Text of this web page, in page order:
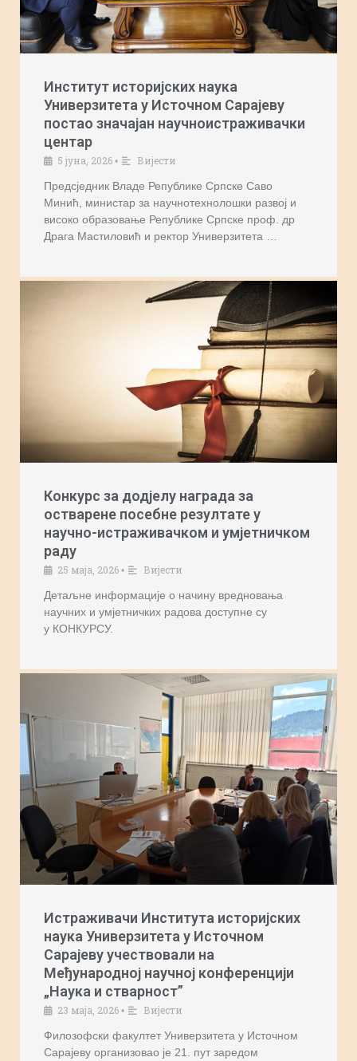
Институт историјских наука
Универзитета у Источном Сарајеву
постао значајан научноистраживачки
центар
5 јуна, 2026 •
Вијести
Предсједник Владе Републике Српске Саво
Минић, министар за научнотехнолошки развој и
високо образовање Републике Српске проф. др
Драга Мастиловић и ректор Универзитета …
Конкурс за додјелу награда за
остварене посебне резултате у
научно-истраживачком и умјетничком
раду
25 маја, 2026 •
Вијести
Детаљне информације о начину вредновања
научних и умјетничких радова доступне су
у КОНКУРСУ.
Истраживачи Института историјских
наука Универзитета у Источном
Сарајеву учествовали на
Међународној научној конференцији
„Наука и стварност”
23 маја, 2026 •
Вијести
Филозофски факултет Универзитета у Источном
Сарајеву организовао је 21. пут заредом